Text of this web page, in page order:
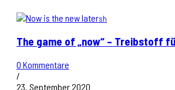
sh
The game of „now“ – Treibstoff
0 Kommentare
/
23. September 2020